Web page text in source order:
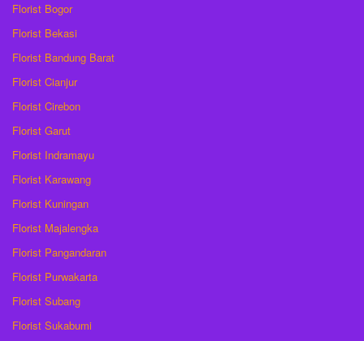
Florist Bogor
Florist Bekasi
Florist Bandung Barat
Florist Cianjur
Florist Cirebon
Florist Garut
Florist Indramayu
Florist Karawang
Florist Kuningan
Florist Majalengka
Florist Pangandaran
Florist Purwakarta
Florist Subang
Florist Sukabumi